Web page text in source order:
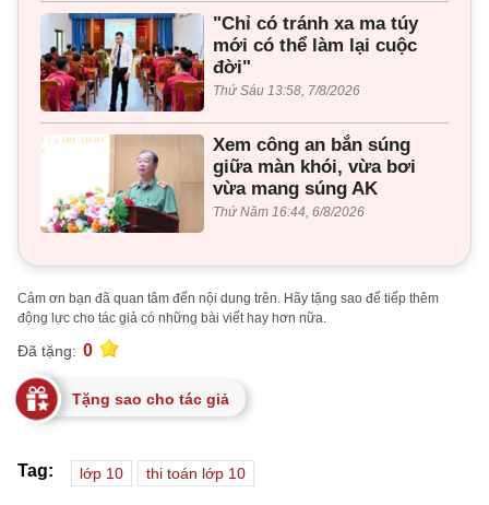
"Chỉ có tránh xa ma túy
mới có thể làm lại cuộc
đời"
Thứ Sáu 13:58, 7/8/2026
Xem công an bắn súng
giữa màn khói, vừa bơi
vừa mang súng AK
Thứ Năm 16:44, 6/8/2026
Cảm ơn bạn đã quan tâm đến nội dung trên. Hãy tặng sao để tiếp thêm
động lực cho tác giả có những bài viết hay hơn nữa.
Đã tặng: 0
Tặng sao cho tác giả
Tag: lớp 10 thi toán lớp 10